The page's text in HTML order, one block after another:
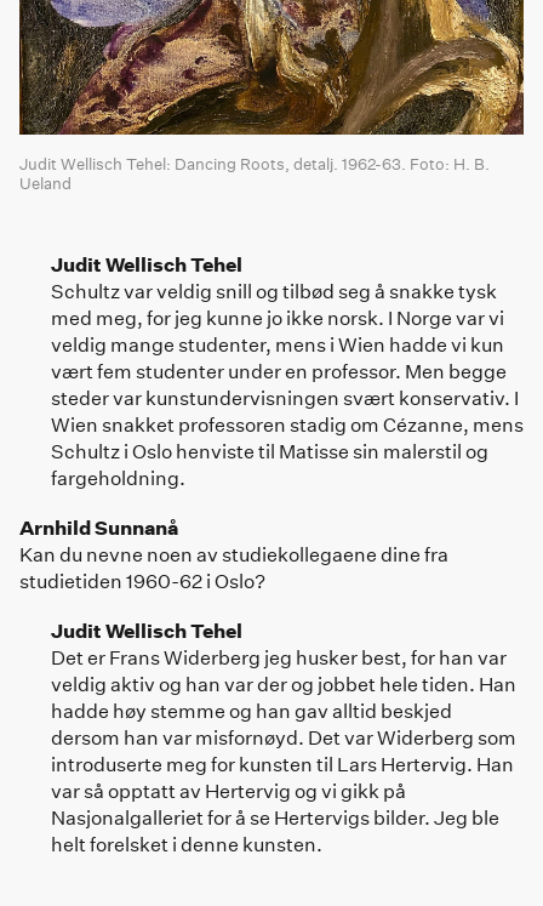
Judit Wellisch Tehel: Dancing Roots, detalj. 1962-63. Foto: H. B.
Ueland
Judit Wellisch Tehel
Schultz var veldig snill og tilbød seg å snakke tysk
med meg, for jeg kunne jo ikke norsk. I Norge var vi
veldig mange studenter, mens i Wien hadde vi kun
vært fem studenter under en professor. Men begge
steder var kunstundervisningen svært konservativ. I
Wien snakket professoren stadig om Cézanne, mens
Schultz i Oslo henviste til Matisse sin malerstil og
fargeholdning.
Arnhild Sunnanå
Kan du nevne noen av studiekollegaene dine fra
studietiden 1960-62 i Oslo?
Judit Wellisch Tehel
Det er Frans Widerberg jeg husker best, for han var
veldig aktiv og han var der og jobbet hele tiden. Han
hadde høy stemme og han gav alltid beskjed
dersom han var misfornøyd. Det var Widerberg som
introduserte meg for kunsten til Lars Hertervig. Han
var så opptatt av Hertervig og vi gikk på
Nasjonalgalleriet for å se Hertervigs bilder. Jeg ble
helt forelsket i denne kunsten.